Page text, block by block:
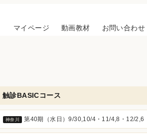
マイページ 動画教材 お問い合わせ
触診BASICコース
神奈川 第40期（水日）9/30,10/4・11/4,8・12/2,6